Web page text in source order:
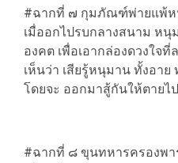
#ฉากที่ ๗ กุมภัณฑ์พ่ายแพ้
เมื่ออกไปรบกลางสนาม ห
องคต เพื่อเอากล่องดวงใจ
เห็นว่า เสียรู้หนุมาน ทั้งอาย
โดยจะ ออกมาสู้กันให้ตายไ
#ฉากที่ ๘ ขุนทหารครองพา